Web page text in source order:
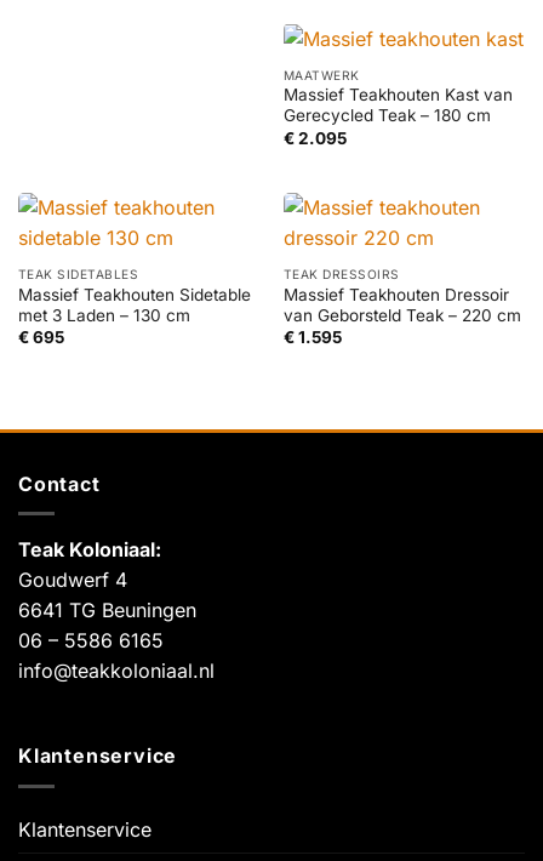
MAATWERK
Massief Teakhouten Kast van
Gerecycled Teak – 180 cm
€2.095
TEAK SIDETABLES
Massief Teakhouten Sidetable
met 3 Laden – 130 cm
€695
TEAK DRESSOIRS
Massief Teakhouten Dressoir
van Geborsteld Teak – 220 cm
€1.595
Contact
Teak Koloniaal:
Goudwerf 4
6641 TG Beuningen
06 – 5586 6165
info@teakkoloniaal.nl
Klantenservice
Klantenservice